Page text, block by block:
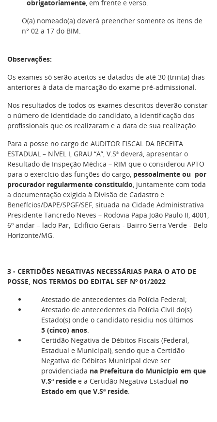
obrigatoriamente, em frente e verso.
O(a) nomeado(a) deverá preencher somente os itens de
n° 02 a 17 do BIM.
Observações:
Os exames só serão aceitos se datados de até 30 (trinta) dias
anteriores à data de marcação do exame pré-admissional.
Nos resultados de todos os exames descritos deverão constar
o número de identidade do candidato, a identificação dos
profissionais que os realizaram e a data de sua realização.
Para a posse no cargo de AUDITOR FISCAL DA RECEITA
ESTADUAL – NÍVEL I, GRAU “A”, V.Sª deverá, apresentar o
Resultado de Inspeção Médica – RIM que o considerou APTO
para o exercício das funções do cargo, pessoalmente ou por
procurador regularmente constituído, juntamente com toda
a documentação exigida à Divisão de Cadastro e
Benefícios/DAPE/SPGF/SEF, situada na Cidade Administrativa
Presidente Tancredo Neves – Rodovia Papa João Paulo II, 4001,
6º andar – lado Par, Edifício Gerais - Bairro Serra Verde - Belo
Horizonte/MG.
3 - CERTIDÕES NEGATIVAS NECESSÁRIAS PARA O ATO DE
POSSE, NOS TERMOS DO EDITAL SEF Nº 01/2022
Atestado de antecedentes da Polícia Federal;
Atestado de antecedentes da Polícia Civil do(s)
Estado(s) onde o candidato residiu nos últimos
5 (cinco) anos.
Certidão Negativa de Débitos Fiscais (Federal,
Estadual e Municipal), sendo que a Certidão
Negativa de Débitos Municipal deve ser
providenciada na Prefeitura do Município em que
V.Sª reside e a Certidão Negativa Estadual no
Estado em que V.Sª reside.